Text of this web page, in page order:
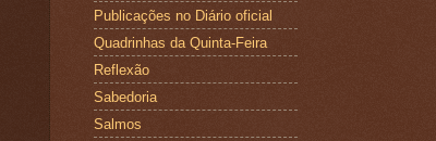
Publicações no Diário oficial
Quadrinhas da Quinta-Feira
Reflexão
Sabedoria
Salmos